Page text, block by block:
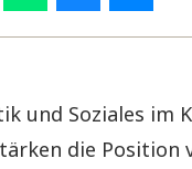
und Soziales im
die Position